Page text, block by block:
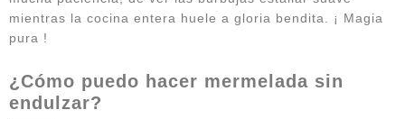
mientras la cocina entera huele a gloria bendita. ¡ Magia
pura !
¿Cómo puedo hacer mermelada sin
endulzar?